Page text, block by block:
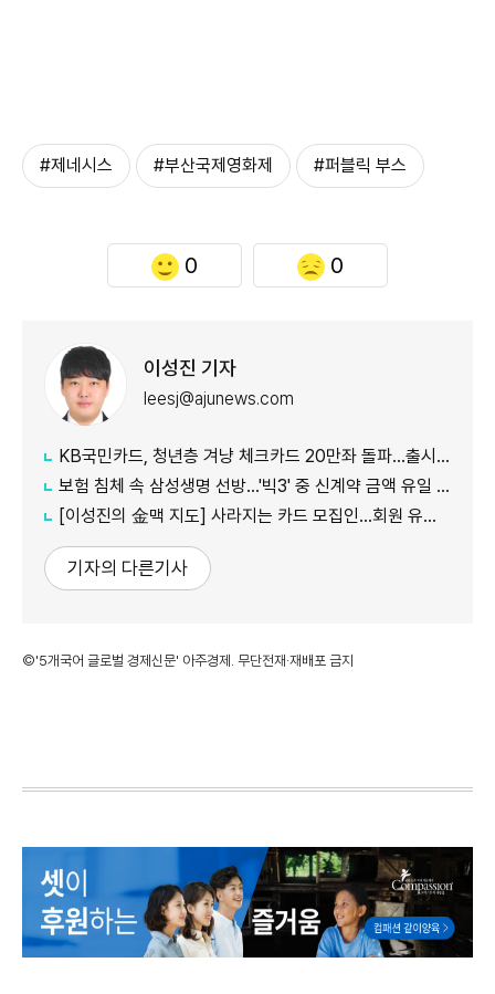
#제네시스 #부산국제영화제 #퍼블릭 부스
0 0
이성진 기자
leesj@ajunews.com
KB국민카드, 청년층 겨냥 체크카드 20만좌 돌파…출시 8개월만
보험 침체 속 삼성생명 선방…'빅3' 중 신계약 금액 유일 증가
[이성진의 金맥 지도] 사라지는 카드 모집인…회원 유치도 '디지털 전환'
기자의 다른기사
©'5개국어 글로벌 경제신문' 아주경제. 무단전재·재배포 금지